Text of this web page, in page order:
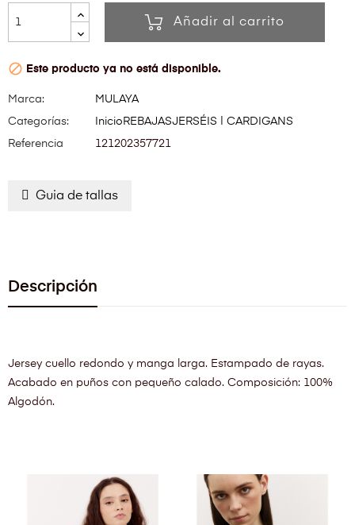
Añadir al carrito
 Este producto ya no está disponible.
Marca:
MULAYA
Categorías:
Inicio REBAJASJERSÉIS | CARDIGANS
Referencia
121202357721
Guia de tallas
Descripción
Jersey cuello redondo y manga larga. Estampado de rayas.
Acabado en puños con pequeño calado. Composición: 100%
Algodón.